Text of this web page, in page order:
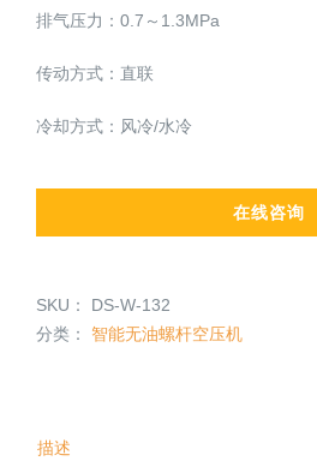
排气压力：0.7～1.3MPa
传动方式：直联
冷却方式：风冷/水冷
在线咨询
SKU： DS-W-132
分类： 智能无油螺杆空压机
描述